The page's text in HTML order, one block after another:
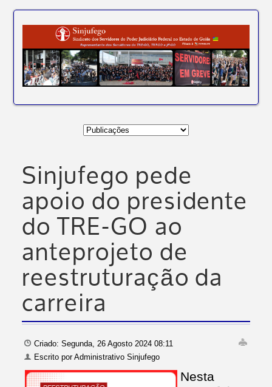
Sinjufego pede
apoio do presidente
do TRE-GO ao
anteprojeto de
reestruturação da
carreira
Criado: Segunda, 26 Agosto 2024 08:11
Escrito porAdministrativo Sinjufego
Nesta